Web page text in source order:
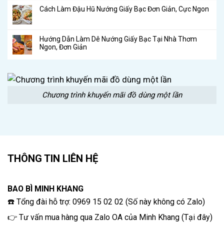
Cách Làm Đậu Hũ Nướng Giấy Bạc Đơn Giản, Cực Ngon
Hướng Dẫn Làm Dê Nướng Giấy Bạc Tại Nhà Thơm
Ngon, Đơn Giản
Chương trình khuyến mãi đồ dùng một lần
THÔNG TIN LIÊN HỆ
BAO BÌ MINH KHANG
☎️ Tổng đài hỗ trợ: 0969 15 02 02 (Số này không có Zalo)
👉 Tư vấn mua hàng qua Zalo OA của Minh Khang (Tại đây)